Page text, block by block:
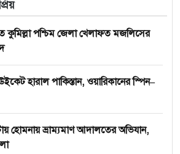
কুমিল্লা পশ্চিম জেলা খেলাফত মজলিসের
হারাল পাকিস্তান, ওয়ারিকানের স্পিন–
হোমনায় ভ্রাম্যমাণ আদালতের অভিযান,